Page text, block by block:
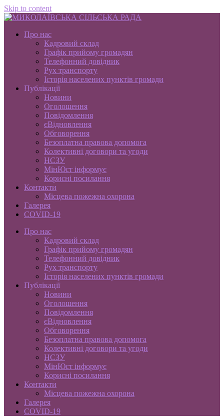
Skip to content
Про нас
Кадровий склад
Графік прийому громадян
Телефонний довідник
Рух транспорту
Історія населених пунктів громади
Публікації
Новини
Оголошення
Повідомлення
єВідновлення
Обговорення
Безоплатна правова допомога
Колективні договори та угоди
НСЗУ
МінЮст інформує
Корисні посилання
Контакти
Місцева пожежна охорона
Галерея
COVID-19
Про нас
Кадровий склад
Графік прийому громадян
Телефонний довідник
Рух транспорту
Історія населених пунктів громади
Публікації
Новини
Оголошення
Повідомлення
єВідновлення
Обговорення
Безоплатна правова допомога
Колективні договори та угоди
НСЗУ
МінЮст інформує
Корисні посилання
Контакти
Місцева пожежна охорона
Галерея
COVID-19